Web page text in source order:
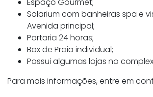
Espaço Gourmet;
Solarium com banheiras spa e
Avenida principal;
Portaria 24 horas;
Box de Praia individual;
Possui algumas lojas no
Para mais informações, entre em